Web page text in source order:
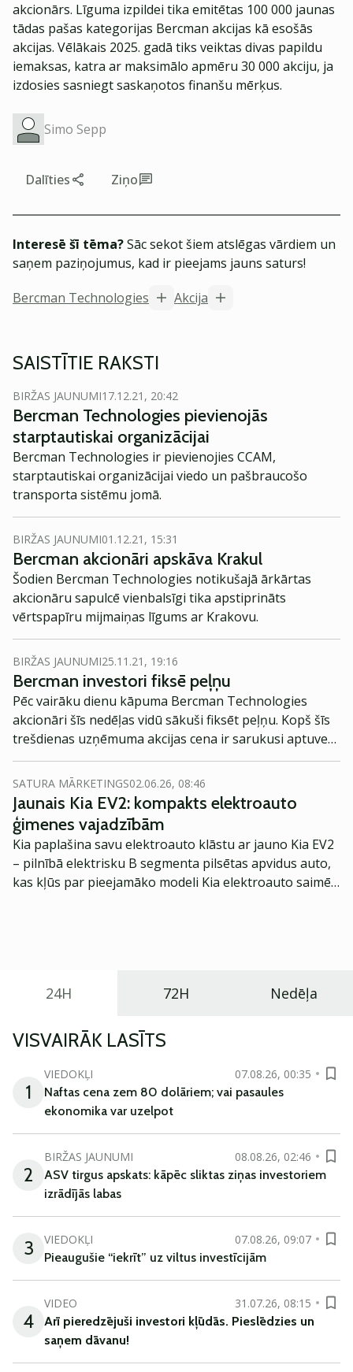
akcionārs. Līguma izpildei tika emitētas 100 000 jaunas
tādas pašas kategorijas Bercman akcijas kā esošās
akcijas. Vēlākais 2025. gadā tiks veiktas divas papildu
iemaksas, katra ar maksimālo apmēru 30 000 akciju, ja
izdosies sasniegt saskaņotos finanšu mērķus.
Simo Sepp
Dalīties Ziņo
Interesē šī tēma?Sāc sekot šiem atslēgas vārdiem un
saņem paziņojumus, kad ir pieejams jauns saturs!
Bercman Technologies
Akcija
SAISTĪTIE RAKSTI
BIRŽAS JAUNUMI17.12.21, 20:42
Bercman Technologies pievienojās
starptautiskai organizācijai
Bercman Technologies ir pievienojies CCAM,
starptautiskai organizācijai viedo un pašbraucošo
transporta sistēmu jomā.
BIRŽAS JAUNUMI01.12.21, 15:31
Bercman akcionāri apskāva Krakul
Šodien Bercman Technologies notikušajā ārkārtas
akcionāru sapulcē vienbalsīgi tika apstiprināts
vērtspapīru mijmaiņas līgums ar Krakovu.
BIRŽAS JAUNUMI25.11.21, 19:16
Bercman investori fiksē peļņu
Pēc vairāku dienu kāpuma Bercman Technologies
akcionāri šīs nedēļas vidū sākuši fiksēt peļņu. Kopš šīs
trešdienas uzņēmuma akcijas cena ir sarukusi aptuveni
par ceturto daļu līdz 8,6 eiro atzīmei.
SATURA MĀRKETINGS02.06.26, 08:46
Jaunais Kia EV2: kompakts elektroauto
ģimenes vajadzībām
Kia paplašina savu elektroauto klāstu ar jauno Kia EV2
– pilnībā elektrisku B segmenta pilsētas apvidus auto,
kas kļūs par pieejamāko modeli Kia elektroauto saimē
24H 72H Nedēļa
VISVAIRĀK LASĪTS
1
VIEDOKĻI
07.08.26, 00:35
Naftas cena zem 80 dolāriem; vai pasaules
ekonomika var uzelpot
2
BIRŽAS JAUNUMI
08.08.26, 02:46
ASV tirgus apskats: kāpēc sliktas ziņas investoriem
izrādījās labas
3 VIEDOKĻI
07.08.26, 09:07
Pieaugušie “iekrīt” uz viltus investīcijām
4
VIDEO
31.07.26, 08:15
Arī pieredzējuši investori kļūdās. Pieslēdzies un
saņem dāvanu!